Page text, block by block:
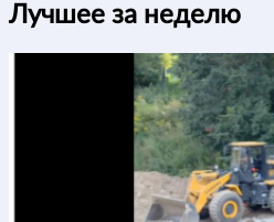
Лучшее за неделю